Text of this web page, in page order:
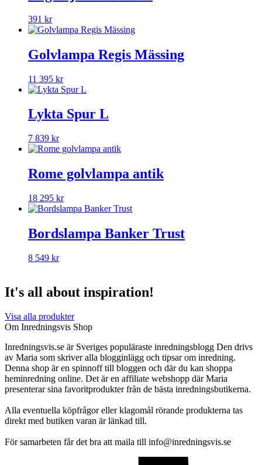
391 kr
Golvlampa Regis Mässing
11 395 kr
Lykta Spur L
7 839 kr
Rome golvlampa antik
18 295 kr
Bordslampa Banker Trust
8 549 kr
It's all about inspiration!
Visa alla produkter
Om Inredningsvis Shop
Inredningsvis.se är Sveriges populäraste inredningsblogg Den drivs
av Maria som skriver alla blogginlägg och tipsar om inredning.
Denna shop är en spinnoff till bloggen och där du kan shoppa
heminredning online. Det är en affiliate webshopp där Maria
presenterar sina favoritprodukter från de bästa inredningsbutikerna.
Alla eventuella köpfrågor eller klagomål rörande produkterna tas
direkt med butiken varan är länkad till.
För samarbeten får det bra att maila till info@inredningsvis.se